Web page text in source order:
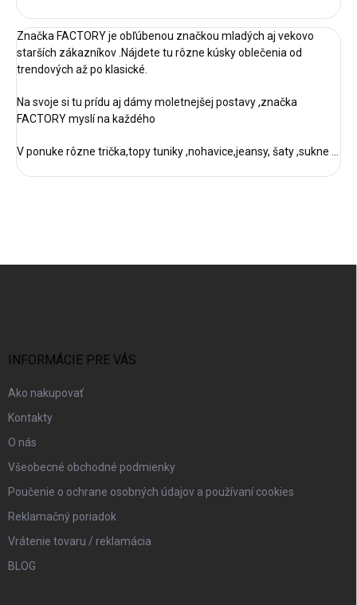
Značka FACTORY je obľúbenou značkou mladých aj vekovo
starších zákazníkov .Nájdete tu rôzne kúsky oblečenia od
trendových až po klasické.
Na svoje si tu prídu aj dámy moletnejšej postavy ,značka
FACTORY myslí na každého
V ponuke rôzne trička,topy tuniky ,nohavice,jeansy, šaty ,sukne ...
INFORMÁCIE PRE VÁS
Ako nakupovať
Kontakty
O nás
Všeobecné obchodné podmienky
Poučenie o ochrane osobných údajov a používaní cookies
Reklamačný poriadok
Vrátenie tovaru / reklamácia
BLOG